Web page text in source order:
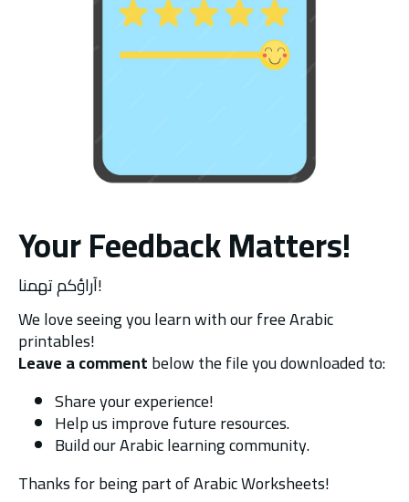
Your Feedback Matters!
آراؤكم تهمنا!
We love seeing you learn with our free Arabic
printables!
Leave a comment below the file you downloaded to:
Share your experience!
Help us improve future resources.
Build our Arabic learning community.
Thanks for being part of Arabic Worksheets!